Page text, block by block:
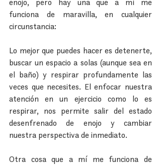
funciona de maravilla, en cualquier
circunstancia:
Lo mejor que puedes hacer es detenerte,
buscar un espacio a solas (aunque sea en
el baño) y respirar profundamente las
veces que necesites. El enfocar nuestra
atención en un ejercicio como lo es
respirar, nos permite salir del estado
desenfrenado de enojo y cambiar
nuestra perspectiva de inmediato.
Otra cosa que a mí me funciona de